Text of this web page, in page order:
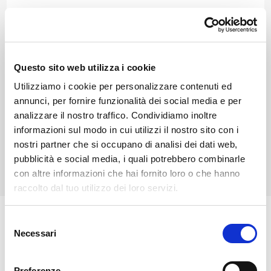
Questo sito web utilizza i cookie
Utilizziamo i cookie per personalizzare contenuti ed
annunci, per fornire funzionalità dei social media e per
analizzare il nostro traffico. Condividiamo inoltre
informazioni sul modo in cui utilizzi il nostro sito con i
nostri partner che si occupano di analisi dei dati web,
pubblicità e social media, i quali potrebbero combinarle
con altre informazioni che hai fornito loro o che hanno
raccolto dal tuo utilizzo dei loro servizi.
delNecessari
Piuro si trova in Valchiavenna, al confine con la
Svizzera, ed è nota per le Cascate dell’Acquafraggia e
il Palazzo Vertemate Franchi, dimora rinascimentale
sopravvissuta alla frana del 1618. Da visitare il sito
archeologico di Belfort e la chiesa di San Martino ad
Aurogo con affreschi del XI secolo. È punto di partenza
per escursioni verso Savogno e la Val di Lei.
Il borgo è citato per la prima volta in un documento
del 973 come Prore, termine che nelle testimonianze
successive si alterna con Plurium, che infine ebbe il